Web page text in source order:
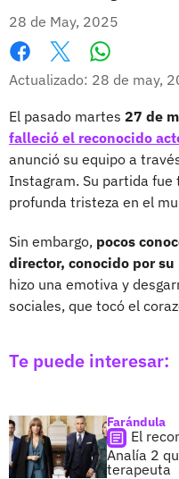
28 de May, 2025
Facebook
X
Actualizado: 28 de may,
El pasado martes 27 de
falleció el reconocido
anunció su equipo a
Instagram. Su partida fue
profunda tristeza en el
Sin embargo, pocos
director, conocido por su
hizo una emotiva y
sociales, que tocó el
Te puede interesar:
Farándula
El
Analía 2
terapeuta